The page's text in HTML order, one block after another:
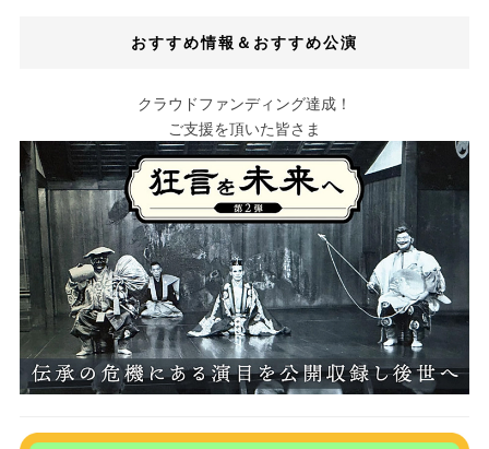
おすすめ情報＆おすすめ公演
クラウドファンディング達成！
ご支援を頂いた皆さま